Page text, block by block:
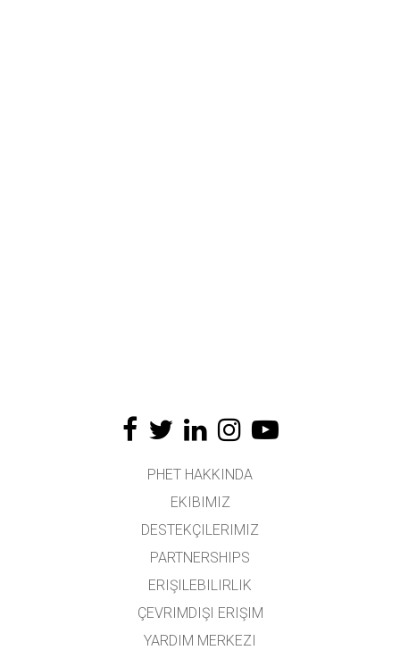
PHET HAKKINDA
EKIBIMIZ
DESTEKÇILERIMIZ
PARTNERSHIPS
ERIŞILEBILIRLIK
ÇEVRIMDIŞI ERIŞIM
YARDIM MERKEZI